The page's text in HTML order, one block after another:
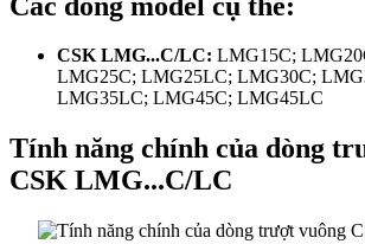
CSK LMG...C/LC: LMG15C;
LMG25C; LMG25LC; LMG30C;
LMG35LC; LMG45C; LMG45LC
Tính năng chính của dòng
CSK LMG...C/LC